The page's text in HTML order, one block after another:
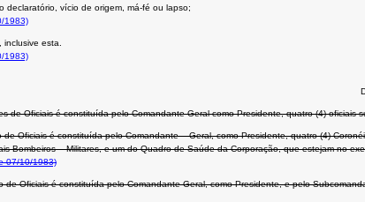
declaratório, vício de origem, má-fé ou lapso;
1983)
esta.
1983)
de Oficiais é constituída pelo Comandante Geral como Presidente, quatro (4)
de Oficiais é constituída pelo Comandante – Geral, como Presidente, quatro (4)
Bombeiros – Militares, e um do Quadro de Saúde da Corporação, que estejam no
07/10/1983)
de Oficiais é constituída pelo Comandante-Geral, como Presidente, e pelo